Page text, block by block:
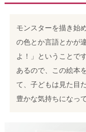
モンスターを描き始
の色とか言語とかが
よ！」ということで
あるので、この絵本
て、子どもは見た目
豊かな気持ちになっ